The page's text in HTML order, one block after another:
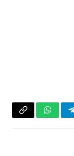
تيلقرامواتسابCopy